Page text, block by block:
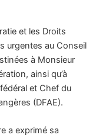
et les Droits
urgentes au Conseil
à Monsieur
ainsi qu’à
et Chef du
(DFAE).
a exprimé sa